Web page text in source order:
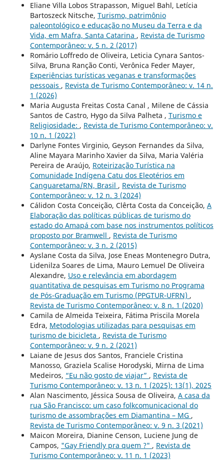
Eliane Villa Lobos Strapasson, Miguel Bahl, Letícia
Bartoszeck Nitsche, Turismo, patrimônio
paleontológico e educação no Museu da Terra e da
Vida, em Mafra, Santa Catarina , Revista de Turismo
Contemporâneo: v. 5 n. 2 (2017)
Romário Loffredo de Oliveira, Leticia Cynara Santos-
Silva, Bruna Ranção Conti, Verônica Feder Mayer,
Experiências turísticas veganas e transformações
pessoais , Revista de Turismo Contemporâneo: v. 14 n.
1 (2026)
Maria Augusta Freitas Costa Canal , Milene de Cássia
Santos de Castro, Hygo da Silva Palheta , Turismo e
Religiosidade: , Revista de Turismo Contemporâneo: v.
10 n. 1 (2022)
Darlyne Fontes Virginio, Geyson Fernandes da Silva,
Aline Mayara Marinho Xavier da Silva, Maria Valéria
Pereira de Araújo, Roteirização Turística na
Comunidade Indígena Catu dos Eleotérios em
Canguaretama/RN, Brasil , Revista de Turismo
Contemporâneo: v. 12 n. 3 (2024)
Cálidon Costa Conceição, Clêrta Costa da Conceição, A
Elaboração das políticas públicas de turismo do
estado do Amapá com base nos instrumentos políticos
proposto por Bramwell , Revista de Turismo
Contemporâneo: v. 3 n. 2 (2015)
Ayslane Costa da Silva, Jose Eneas Montenegro Dutra,
Lidenilza Soares de Lima, Mauro Lemuel De Oliveira
Alexandre, Uso e relevância em abordagem
quantitativa de pesquisas em Turismo no Programa
de Pós-Graduação em Turismo (PPGTUR-UFRN) ,
Revista de Turismo Contemporâneo: v. 8 n. 1 (2020)
Camila de Almeida Teixeira, Fátima Priscila Morela
Edra, Metodologias utilizadas para pesquisas em
turismo de bicicleta , Revista de Turismo
Contemporâneo: v. 9 n. 2 (2021)
Laiane de Jesus dos Santos, Franciele Cristina
Manosso, Graziela Scalise Horodyski, Mirna de Lima
Medeiros, “Eu não gosto de viajar” , Revista de
Turismo Contemporâneo: v. 13 n. 1 (2025): 13(1), 2025
Alan Nascimento, Jéssica Sousa de Oliveira, A casa da
rua São Francisco: um caso folkcomunicacional do
turismo de assombrações em Diamantina – MG ,
Revista de Turismo Contemporâneo: v. 9 n. 3 (2021)
Maicon Moreira, Dianine Censon, Luciene Jung de
Campos, "Gay Friendly pra quem ?" , Revista de
Turismo Contemporâneo: v. 11 n. 1 (2023)